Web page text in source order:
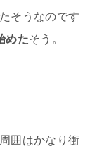
そうなのです
めたそう。
囲はかなり衝